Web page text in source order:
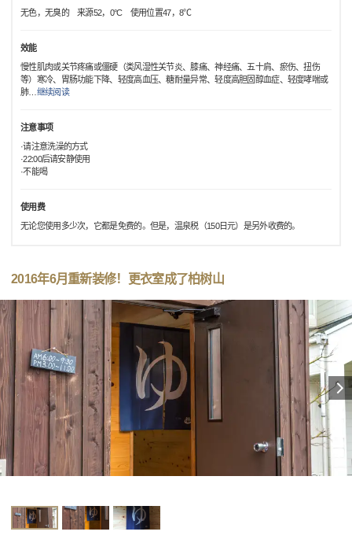
无色，无臭的 来源52，0°C 使用位置47，8℃
效能
慢性肌肉或关节疼痛或僵硬（类风湿性关节炎、膝痛、神经痛、五十肩、瘀伤、扭伤
等）寒冷、胃肠功能下降、轻度高血压、糖耐量异常、轻度高胆固醇血症、轻度哮喘或
肺… 继续阅读
注意事项
·请注意洗澡的方式
·22:00后请安静使用
·不能喝
使用费
无论您使用多少次，它都是免费的。但是，温泉税（150日元）是另外收费的。
2016年6月重新装修！更衣室成了柏树山